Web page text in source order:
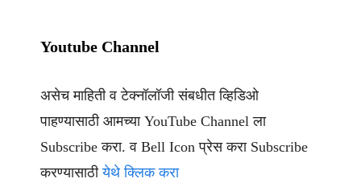
Youtube Channel
असेच माहिती व टेक्नॉलॉजी संबधीत व्हिडिओ
पाहण्यासाठी आमच्या YouTube Channel ला
Subscribe करा. व Bell Icon प्रेस करा Subscribe
करण्यासाठीयेथे क्लिक करा